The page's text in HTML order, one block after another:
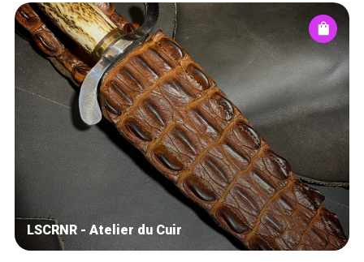
LSCRNR - Atelier du Cuir